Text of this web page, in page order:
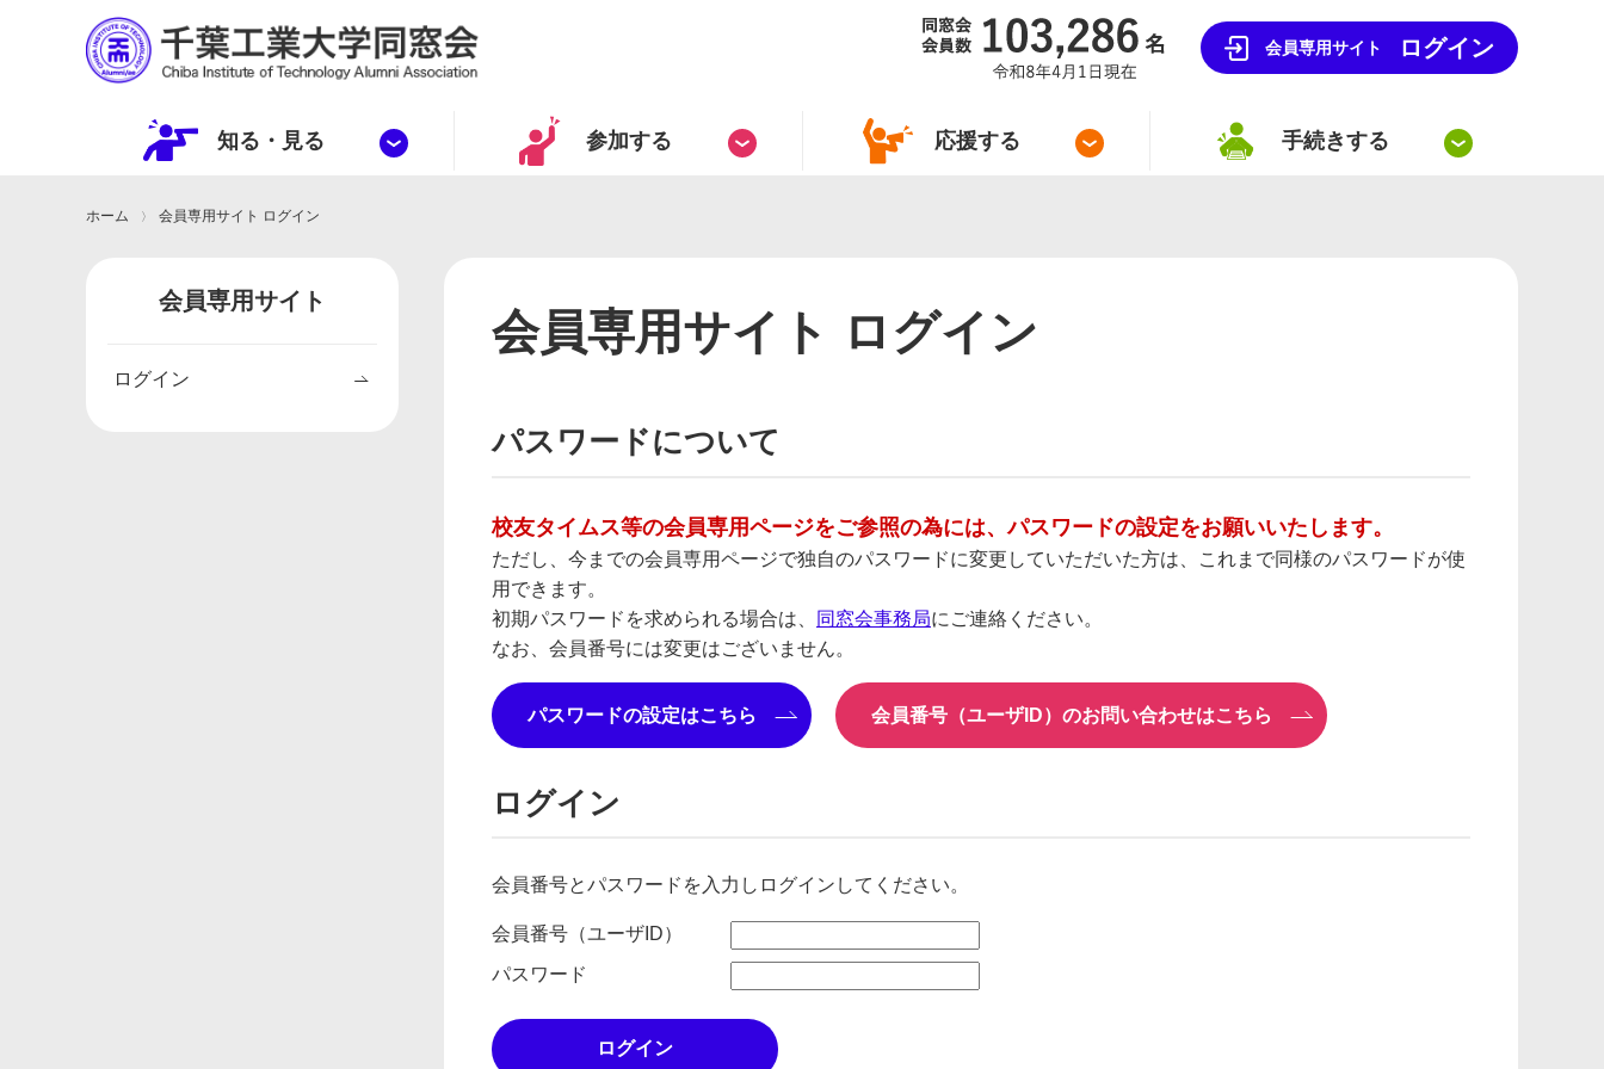
会員専用サイト ログイン
知る・ 見る 参加する 応援する 手続きする
ホーム 会員専用サイト ログイン
会員専用サイト ログイン
パスワードについて
校友タイムス等の会員専用ページをご参照の為には、パスワードの設定をお願いいたします。
ただし、今までの会員専用ページで独自のパスワードに変更していただいた方は、これまで同様のパスワードが使
用できます。
初期パスワードを求められる場合は、
同窓会事務局にご連絡ください。
なお、会員番号には変更はございません。
パスワードの設定はこちら 会員番号（ユーザID）のお問い合わせはこちら
ログイン
会員番号とパスワードを入力しログインしてください。
会員番号（ユーザID）
パスワード
会員専用サイト
ログイン